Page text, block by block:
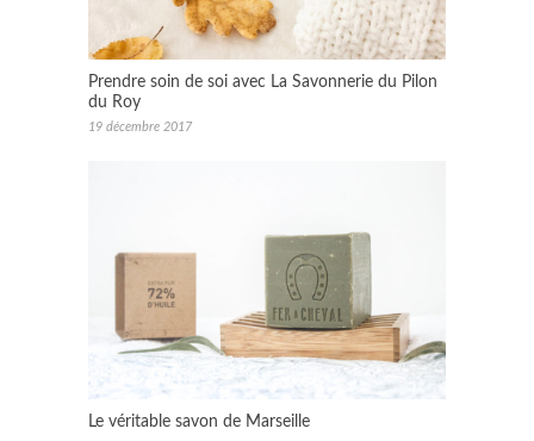
Prendre soin de soi avec La Savonnerie du Pilon
du Roy
19 décembre 2017
Le véritable savon de Marseille